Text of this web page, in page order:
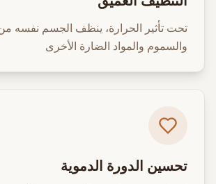
تحت تأثير الحرارة، ينظف الجسم نفسه
والسموم والمواد الضارة الأخرى
تحسين الدورة الدموية